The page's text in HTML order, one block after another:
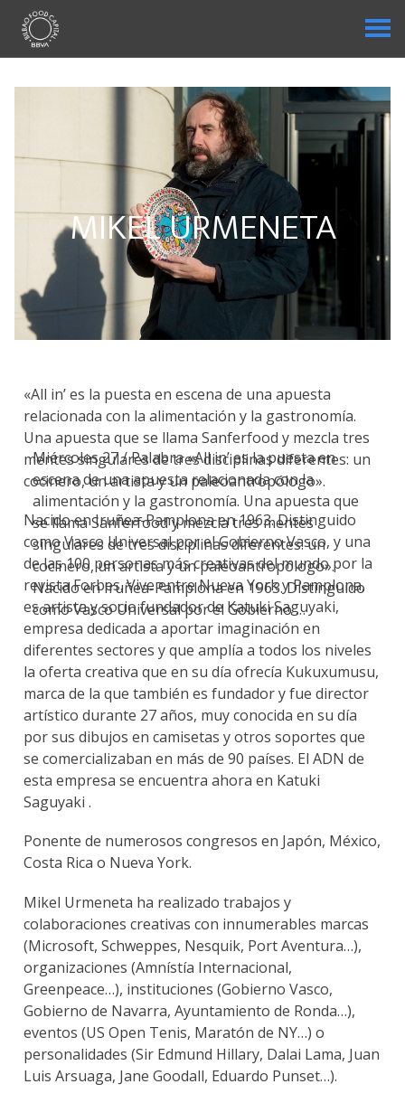
MIKEL URMENETA
Miércoles 27 / Palabra «All in’ es la puesta en
escena de una apuesta relacionada con la
alimentación y la gastronomía. Una apuesta que
se llama Sanferfood y mezcla tres mentes
singulares de tres disciplinas diferentes: un
cocinero, un artista y un paleoantropólogo».
Nacido en Iruñea-Pamplona en 1963. Distinguido
como Vasco Universal por el Gobierno …
«All in’ es la puesta en escena de una apuesta
relacionada con la alimentación y la gastronomía.
Una apuesta que se llama Sanferfood y mezcla tres
mentes singulares de tres disciplinas diferentes: un
cocinero, un artista y un paleoantropólogo».
Nacido en Iruñea-Pamplona en 1963. Distinguido
como Vasco Universal por el Gobierno Vasco, y una
de las 100 personas más creativas del mundo por la
revista Forbes. Vive entre Nueva York y Pamplona,
es artista y socio fundador de Katuki Saguyaki,
empresa dedicada a aportar imaginación en
diferentes sectores y que amplía a todos los niveles
la oferta creativa que en su día ofrecía Kukuxumusu,
marca de la que también es fundador y fue director
artístico durante 27 años, muy conocida en su día
por sus dibujos en camisetas y otros soportes que
se comercializaban en más de 90 países. El ADN de
esta empresa se encuentra ahora en Katuki
Saguyaki .
Ponente de numerosos congresos en Japón, México,
Costa Rica o Nueva York.
Mikel Urmeneta ha realizado trabajos y
colaboraciones creativas con innumerables marcas
(Microsoft, Schweppes, Nesquik, Port Aventura…),
organizaciones (Amnístía Internacional,
Greenpeace…), instituciones (Gobierno Vasco,
Gobierno de Navarra, Ayuntamiento de Ronda…),
eventos (US Open Tenis, Maratón de NY…) o
personalidades (Sir Edmund Hillary, Dalai Lama, Juan
Luis Arsuaga, Jane Goodall, Eduardo Punset…).